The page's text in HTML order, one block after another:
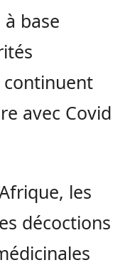
à base
continuent
avec Covid
les
décoctions